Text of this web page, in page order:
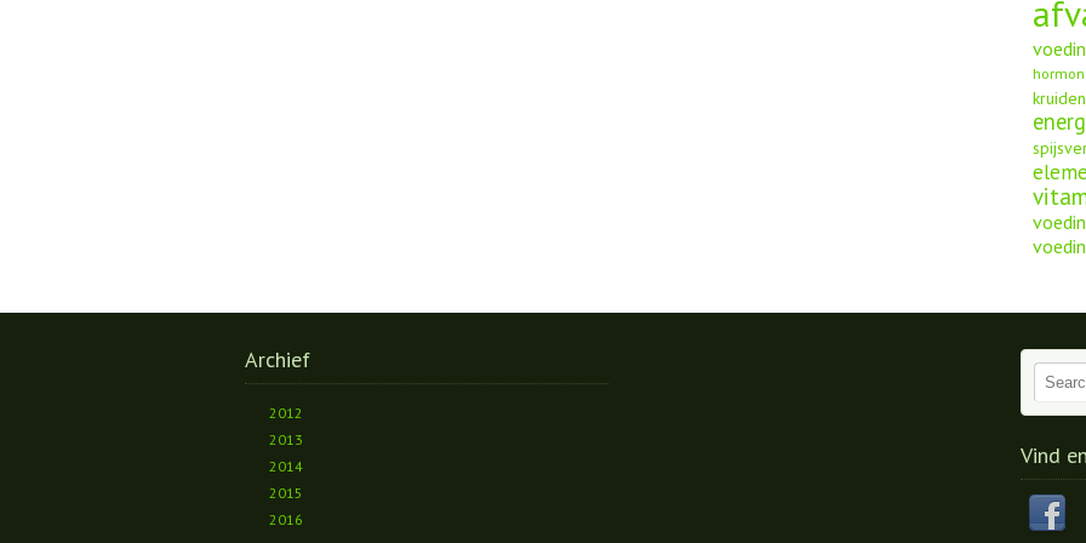
Archief
2012
2013
2014
2015
2016
Vind